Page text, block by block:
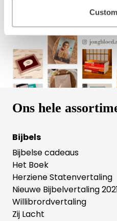
Ons hele
Bijbels
Bijbelse cadeaus
Het Boek
Herziene Statenvertaling
Nieuwe Bijbelvertaling
Willibrordvertaling
Zij Lacht